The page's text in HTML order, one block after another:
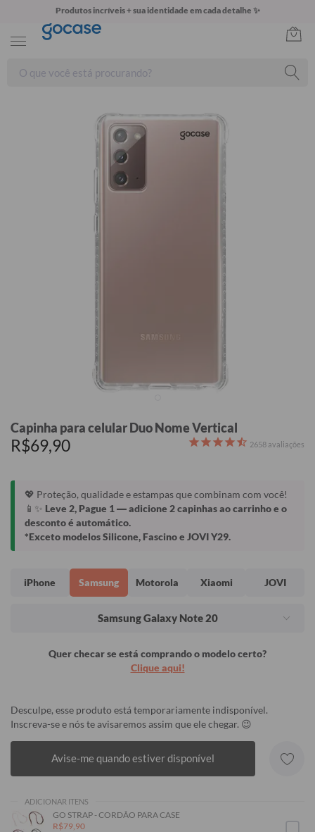
Produtos incríveis + sua identidade em cada detalhe ✨
Capinha para celular Duo Nome Vertical
R$69,90 2658 avaliações
💖 Proteção, qualidade e estampas que combinam com você!
📱✨ Leve 2, Pague 1— adicione 2 capinhas ao carrinho e o
desconto é automático.
*Exceto modelos Silicone, Fascino e JOVI Y29.
iPhone Samsung Motorola Xiaomi JOVI
Samsung Galaxy Note 20
Quer checar se está comprando o modelo certo?
Clique aqui!
Desculpe, esse produto está temporariamente indisponível.
Inscreva-se e nós te avisaremos assim que ele chegar. 😉
Avise-me quando estiver disponível
ADICIONAR ITENS
GO STRAP - CORDÃO PARA CASE
R$79,90